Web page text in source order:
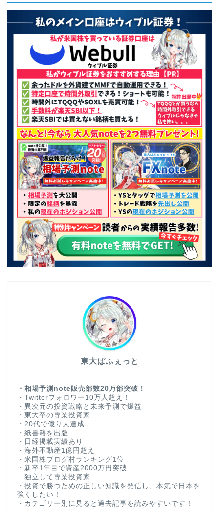
東大ぱふぇっと
・相場予測note販売部数20万部突破！
・Twitterフォロワー10万人超え！
・異次元の投資戦略と未来予測で爆益
・東大卒の専業投資家
・20代で億り人達成
・紙書籍を出版
・日経掲載実績あり
・海外不動産1億円超え
・米国株ブログ村ランキング1位
・新卒1年目で資産2000万円突破
→独立して専業投資家
・投資で勝つための正しい知識を発信し、本気で日本を
強くしたい！
・カテゴリー別に見ると過去記事を読みやすいです！